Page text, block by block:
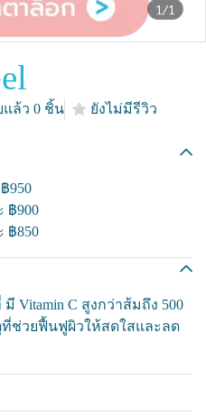
1/1
แล้ว 0 ชิ้น
ยังไม่มีรีวิว
฿950
฿900
฿850
Vitamin C สูงกว่าส้มถึง 500
ช่วยฟื้นฟูผิวให้สดใสและลด